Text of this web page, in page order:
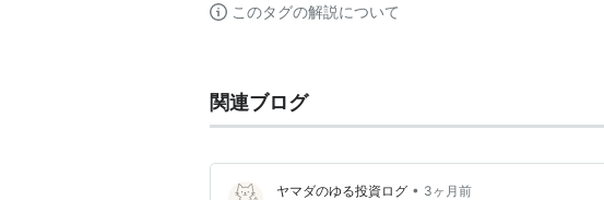
このタグの解説について
関連ブログ
ヤマダのゆる投資ログ • 3ヶ月前